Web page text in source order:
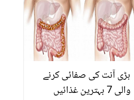
اور چھلکوں کے 5 بہترین
استعمال جو کریں آپ کی
بڑی مشکل آسان
بڑی آنت کی صفائی کرنے
والی 7 بہترین غذائیں